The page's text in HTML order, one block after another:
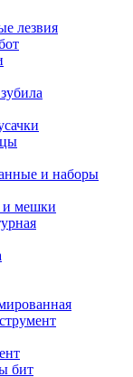
лезвия
и наборы
и мешки
бит